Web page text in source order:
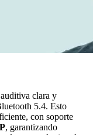
clara y
5.4. Esto
con soporte
, garantizando